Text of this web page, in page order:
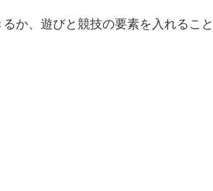
か、遊びと競技の要素を入れるこ